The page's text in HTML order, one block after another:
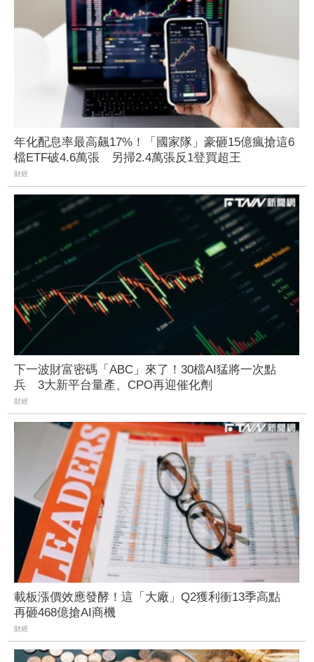
年化配息率最高飆17%！「國家隊」豪砸15億瘋搶這6
檔ETF破4.6萬張 另掃2.4萬張反1登買超王
財經
下一波財富密碼「ABC」來了！30檔AI猛將一次點
兵 3大新平台量產、CPO再迎催化劑
財經
載板漲價效應發酵！這「大廠」Q2獲利衝13季高點
再砸468億搶AI商機
財經